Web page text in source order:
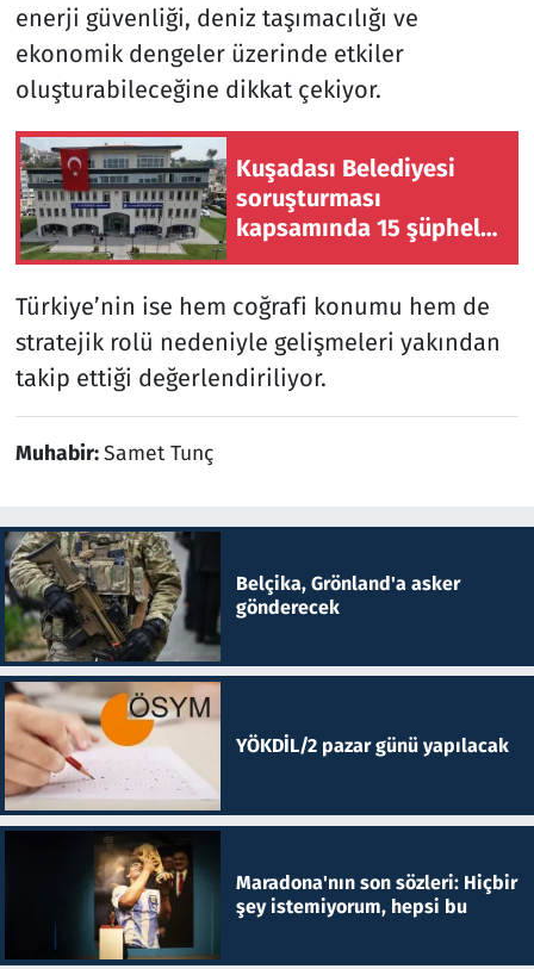
enerji güvenliği, deniz taşımacılığı ve
ekonomik dengeler üzerinde etkiler
oluşturabileceğine dikkat çekiyor.
Kuşadası Belediyesi
soruşturması
kapsamında 15 şüpheli
ediyor
Türkiye’nin ise hem coğrafi konumu hem de
stratejik rolü nedeniyle gelişmeleri yakından
takip ettiği değerlendiriliyor.
Muhabir:Samet Tunç
Belçika, Grönland'a asker
gönderecek
YÖKDİL/2 pazar günü yapılacak
Maradona'nın son sözleri: Hiçbir
şey istemiyorum, hepsi bu